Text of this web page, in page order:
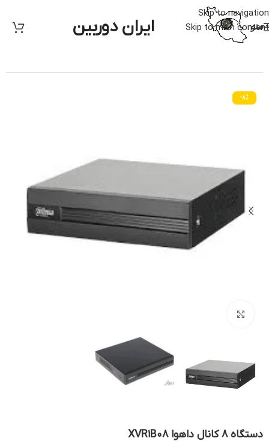
Skip to navigation
Skip to main content
منو ایران دوربین
-8%
دستگاه 8 کانال داهوا XVR1B08